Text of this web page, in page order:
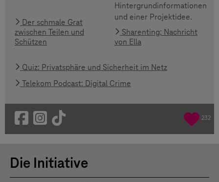
Der schmale Grat
zwischen Teilen und
Schützen
Hintergrundinformationen
und einer Projektidee.
Sharenting: Nachricht
von Ella
Quiz: Privatsphäre und Sicherheit im Netz
Telekom Podcast: Digital Crime
232
Die Initiative